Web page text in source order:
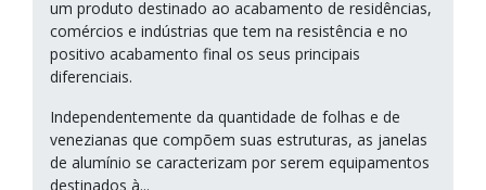
um produto destinado ao acabamento de residências,
comércios e indústrias que tem na resistência e no
positivo acabamento final os seus principais
diferenciais.
Independentemente da quantidade de folhas e de
venezianas que compõem suas estruturas, as janelas
de alumínio se caracterizam por serem equipamentos
destinados à...